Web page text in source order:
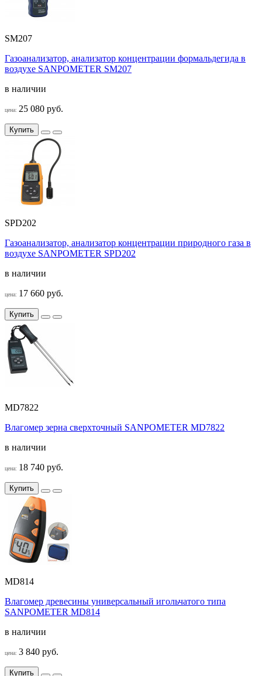
SM207
Газоанализатор, анализатор концентрации формальдегида в
воздухе SANPOMETER SM207
в наличии
цена: 25 080 руб.
Купить
SPD202
Газоанализатор, анализатор концентрации природного газа в
воздухе SANPOMETER SPD202
в наличии
цена: 17 660 руб.
Купить
MD7822
Влагомер зерна сверхточный SANPOMETER MD7822
в наличии
цена: 18 740 руб.
Купить
MD814
Влагомер древесины универсальный игольчатого типа
SANPOMETER MD814
в наличии
цена: 3 840 руб.
Купить